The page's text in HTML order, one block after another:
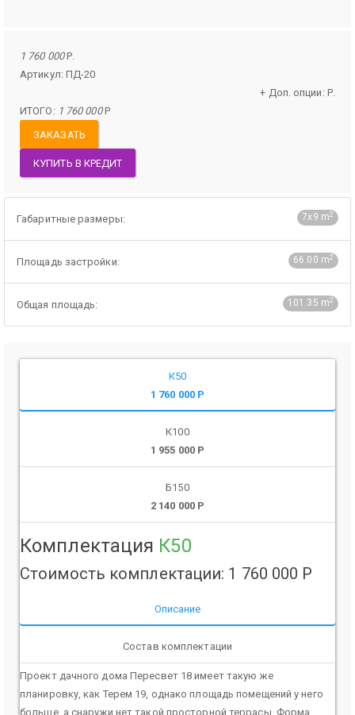
1 760 000Р.
Артикул: ПД-20
+ Доп. опции: Р.
ИТОГО: 1 760 000Р
ЗАКАЗАТЬ
КУПИТЬ В КРЕДИТ
7х9 m2
Габаритные размеры:
66.00 m2
Площадь застройки:
101.35 m2
Общая площадь:
К50
1 760 000 Р
К100
1 955 000 Р
Б150
2 140 000 Р
Комплектация К50
Стоимость комплектации: 1 760 000 Р
Описание
Состав комплектации
Проект дачного дома Пересвет 18 имеет такую же
планировку, как Терем 19, однако площадь помещений у него
больше, а снаружи нет такой просторной террасы. Форма